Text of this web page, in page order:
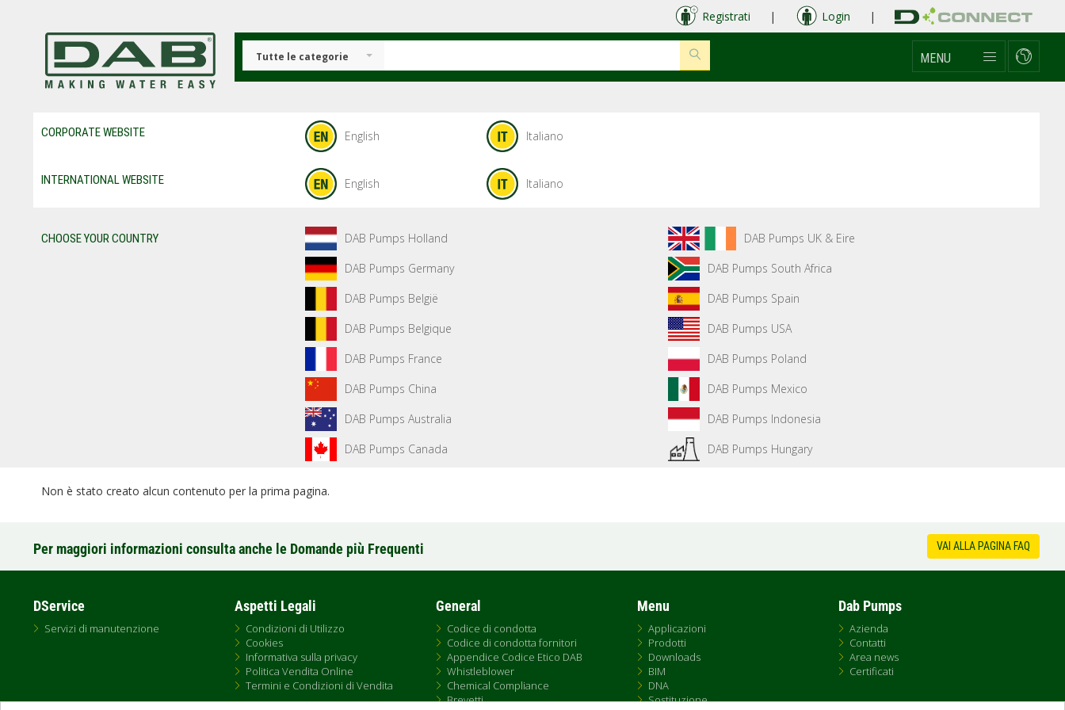
contenuto
Registrati | Login |
Tutte le categorie MENU
CORPORATE WEBSITE English Italiano
INTERNATIONAL WEBSITE English Italiano
CHOOSE YOUR COUNTRY DAB Pumps Holland
DAB Pumps UK & Eire
DAB Pumps Germany
DAB Pumps South Africa
DAB Pumps België
DAB Pumps Spain
DAB Pumps Belgique
DAB Pumps USA
DAB Pumps France
DAB Pumps Poland
DAB Pumps China
DAB Pumps Mexico
DAB Pumps Australia
DAB Pumps Indonesia
DAB Pumps Canada
DAB Pumps Hungary
Non è stato creato alcun contenuto per la prima pagina.
Per maggiori informazioni consulta anche le Domande più Frequenti VAI ALLA PAGINA FAQ
DService
Servizi di manutenzione
Aspetti Legali
Condizioni di Utilizzo
Cookies
Informativa sulla privacy
Politica Vendita Online
Termini e Condizioni di Vendita
General
Codice di condotta
Codice di condotta fornitori
Appendice Codice Etico DAB
Whistleblower
Chemical Compliance
Brevetti
Menu
Applicazioni
Prodotti
Downloads
BIM
DNA
Sostituzione
Dab Pumps
Azienda
Contatti
Area news
Certificati